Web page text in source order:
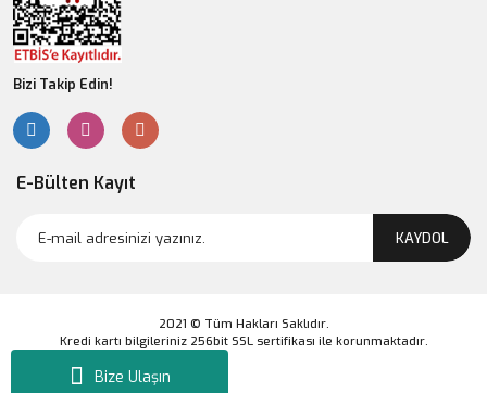
Bize Ulaşın
Bizi Takip Edin!
E-Bülten Kayıt
KAYDOL
2021 © Tüm Hakları Saklıdır.
Kredi kartı bilgileriniz 256bit SSL sertifikası ile korunmaktadır.